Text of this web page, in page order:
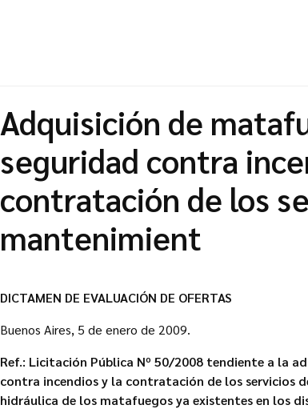
Adquisición de
seguridad contra
contratación de los
mantenimient
DICTAMEN DE EVALUACIÓN DE OFERTAS
Buenos Aires, 5 de enero de 2009.
Ref.: Licitación Pública Nº 50/2008 tendiente a la
contra incendios y la contratación de los servicios
hidráulica de los matafuegos ya existentes en los